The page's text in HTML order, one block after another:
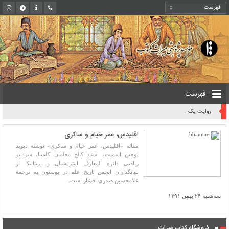
فهرست
روایت یک قرن صیانت از میراث مکتوب ایران به بیان معاون کتابخانه ملی
اقلیدس، عمر خیام و ساکری
مقاله «اقلیدس، عمر خیام و ساکری» نوشته دیوید
یوجین اسمیت، استاد کالج معلمان کلمبیا، سردبیر
ریاضی دائره المعارف اینترنشنال و بریتانیکا از
بنیانگذاران انجمن تاریخ علم در بوستون به ترجمۀ
غلامحسین صدری افشار است.
سه‌شنبه ۲۴ بهمن ۱۳۹۱